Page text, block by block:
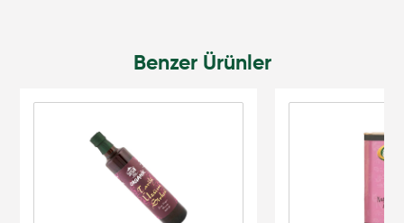
Benzer Ürünler